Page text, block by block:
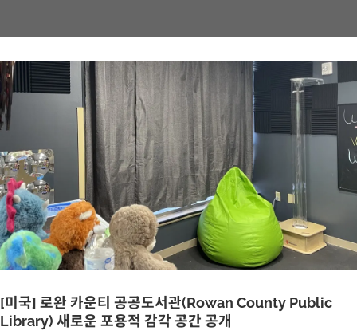
[미국] 로완 카운티 공공도서관(Rowan County Public
Library) 새로운 포용적 감각 공간 공개